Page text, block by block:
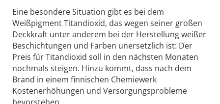
Eine besondere Situation gibt es bei dem
Weißpigment Titandioxid, das wegen seiner großen
Deckkraft unter anderem bei der Herstellung weißer
Beschichtungen und Farben unersetzlich ist: Der
Preis für Titandioxid soll in den nächsten Monaten
nochmals steigen. Hinzu kommt, dass nach dem
Brand in einem finnischen Chemiewerk
Kostenerhöhungen und Versorgungsprobleme
bevorstehen.